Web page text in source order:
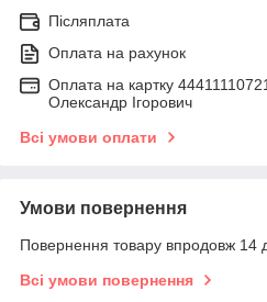
Післяплата
Оплата на рахунок
Оплата на картку
Олександр Ігорович
Всі умови оплати
Умови повернення
Повернення товару впродовж 14
Всі умови повернення